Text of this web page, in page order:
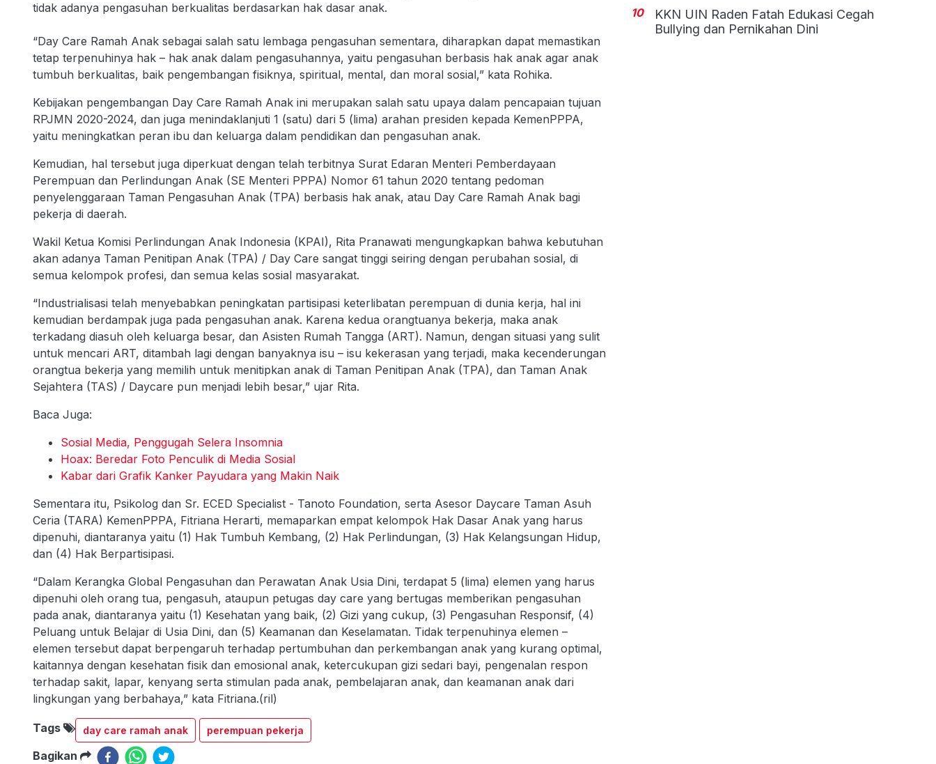
tidak adanya pengasuhan berkualitas berdasarkan hak dasar anak.
“Day Care Ramah Anak sebagai salah satu lembaga pengasuhan sementara, diharapkan dapat memastikan
tetap terpenuhinya hak – hak anak dalam pengasuhannya, yaitu pengasuhan berbasis hak anak agar anak
tumbuh berkualitas, baik pengembangan fisiknya, spiritual, mental, dan moral sosial,” kata Rohika.
Kebijakan pengembangan Day Care Ramah Anak ini merupakan salah satu upaya dalam pencapaian tujuan
RPJMN 2020-2024, dan juga menindaklanjuti 1 (satu) dari 5 (lima) arahan presiden kepada KemenPPPA,
yaitu meningkatkan peran ibu dan keluarga dalam pendidikan dan pengasuhan anak.
Kemudian, hal tersebut juga diperkuat dengan telah terbitnya Surat Edaran Menteri Pemberdayaan
Perempuan dan Perlindungan Anak (SE Menteri PPPA) Nomor 61 tahun 2020 tentang pedoman
penyelenggaraan Taman Pengasuhan Anak (TPA) berbasis hak anak, atau Day Care Ramah Anak bagi
pekerja di daerah.
Wakil Ketua Komisi Perlindungan Anak Indonesia (KPAI), Rita Pranawati mengungkapkan bahwa kebutuhan
akan adanya Taman Penitipan Anak (TPA) / Day Care sangat tinggi seiring dengan perubahan sosial, di
semua kelompok profesi, dan semua kelas sosial masyarakat.
“Industrialisasi telah menyebabkan peningkatan partisipasi keterlibatan perempuan di dunia kerja, hal ini
kemudian berdampak juga pada pengasuhan anak. Karena kedua orangtuanya bekerja, maka anak
terkadang diasuh oleh keluarga besar, dan Asisten Rumah Tangga (ART). Namun, dengan situasi yang sulit
untuk mencari ART, ditambah lagi dengan banyaknya isu – isu kekerasan yang terjadi, maka kecenderungan
orangtua bekerja yang memilih untuk menitipkan anak di Taman Penitipan Anak (TPA), dan Taman Anak
Sejahtera (TAS) / Daycare pun menjadi lebih besar,” ujar Rita.
Baca Juga:
Sosial Media, Penggugah Selera Insomnia
Hoax: Beredar Foto Penculik di Media Sosial
Kabar dari Grafik Kanker Payudara yang Makin Naik
Sementara itu, Psikolog dan Sr. ECED Specialist - Tanoto Foundation, serta Asesor Daycare Taman Asuh
Ceria (TARA) KemenPPPA, Fitriana Herarti, memaparkan empat kelompok Hak Dasar Anak yang harus
dipenuhi, diantaranya yaitu (1) Hak Tumbuh Kembang, (2) Hak Perlindungan, (3) Hak Kelangsungan Hidup,
dan (4) Hak Berpartisipasi.
“Dalam Kerangka Global Pengasuhan dan Perawatan Anak Usia Dini, terdapat 5 (lima) elemen yang harus
dipenuhi oleh orang tua, pengasuh, ataupun petugas day care yang bertugas memberikan pengasuhan
pada anak, diantaranya yaitu (1) Kesehatan yang baik, (2) Gizi yang cukup, (3) Pengasuhan Responsif, (4)
Peluang untuk Belajar di Usia Dini, dan (5) Keamanan dan Keselamatan. Tidak terpenuhinya elemen –
elemen tersebut dapat berpengaruh terhadap pertumbuhan dan perkembangan anak yang kurang optimal,
kaitannya dengan kesehatan fisik dan emosional anak, ketercukupan gizi sedari bayi, pengenalan respon
terhadap sakit, lapar, kenyang serta stimulan pada anak, pembelajaran anak, dan keamanan anak dari
lingkungan yang berbahaya,” kata Fitriana.(ril)
Tags day care ramah anak perempuan pekerja
Bagikan
10
KKN UIN Raden Fatah Edukasi Cegah
Bullying dan Pernikahan Dini